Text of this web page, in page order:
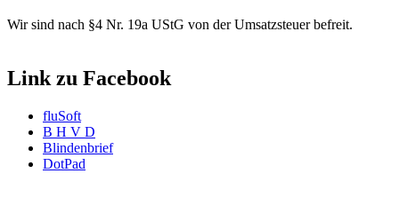
Wir sind nach §4 Nr. 19a UStG von der Umsatzsteuer befreit.
Link zu Facebook
fluSoft
B H V D
Blindenbrief
DotPad